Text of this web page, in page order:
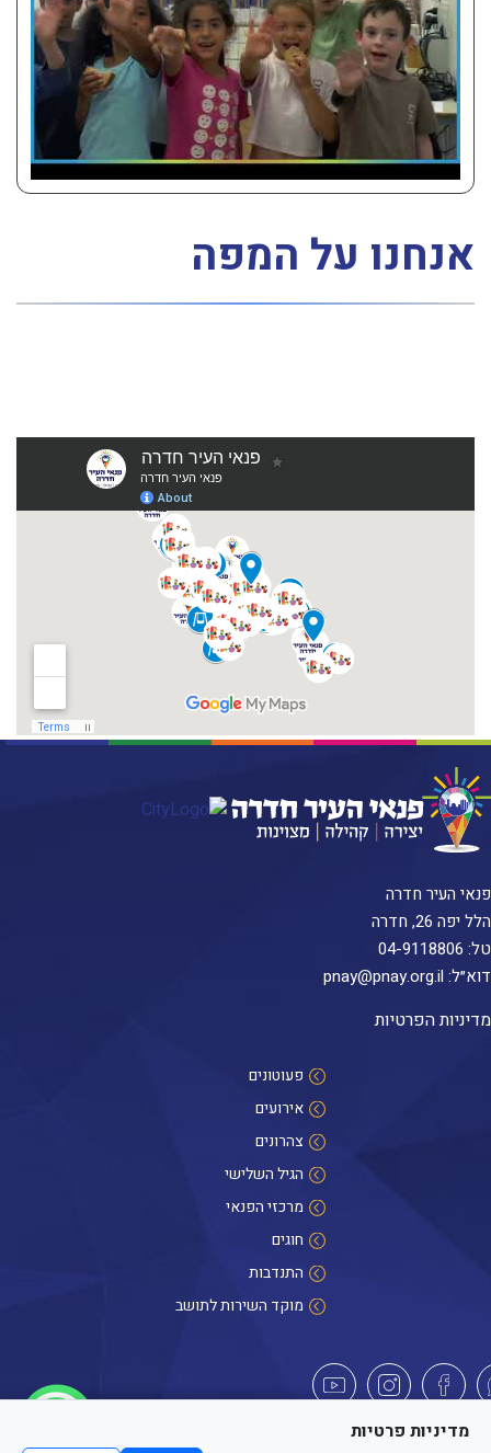
אנחנו על המפה
פנאי העיר חדרה
הלל יפה 26, חדרה
טל: 04-9118806
דוא״ל: pnay@pnay.org.il
מדיניות הפרטיות
פעוטונים
אירועים
צהרונים
הגיל השלישי
מרכזי הפנאי
חוגים
התנדבות
מוקד השירות לתושב
מדיניות פרטיות